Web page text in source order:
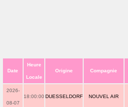
Date
Heure
Locale
Origine Compagnie
2026-
08-07
18:00:00 DUESSELDORF NOUVEL AIR